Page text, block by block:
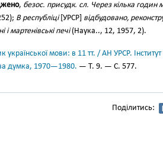
, безос. присудк. сл. Через кілька годин
В республіці[УРСР] відбудовано,
і мартенівські печі(Наука.., 12, 1957, 2).
української мови: в 11 тт. / АН УРСР.
думка, 1970—1980. — Т. 9. — С. 577.
Поділитись: